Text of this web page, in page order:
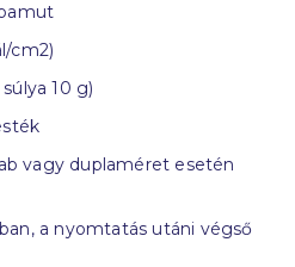
cm2)
10 g)
vagy duplaméret esetén
a nyomtatás utáni végső